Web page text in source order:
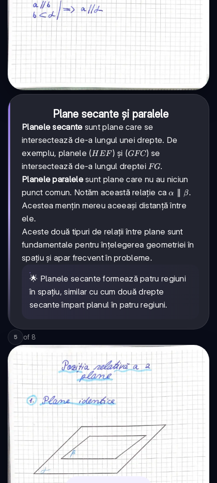
Plane secante și paralele
Planele secante sunt plane care se
intersectează de-a lungul unei drepte. De
exemplu, planele (HEF)
(HEF ) și (GFC)
(GFC) se
intersectează de-a lungul drepteiFG
FG.
Planele paralelesunt plane care nu au niciun
punct comun. Notăm această relație ca\alpha
\parallel
\beta
α ∥ β.
Acestea mențin mereu aceeași distanță între
ele.
Aceste două tipuri de relații între plane sunt
fundamentale pentru înțelegerea geometriei în
spațiu și apar frecvent în probleme.
🌟 Planele secante formează patru regiuni
în spațiu, similar cu cum două drepte
secante împart planul în patru regiuni.
5 of 8